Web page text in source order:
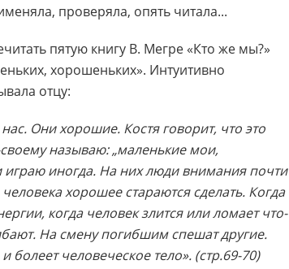
проверяла, опять читала...
пятую книгу В. Мегре «Кто же мы?»
хорошеньких». Интуитивно
отцу:
Они хорошие. Костя говорит, что это
называю: „маленькие мои,
иногда. На них люди внимания почти
хорошее стараются сделать. Когда
когда человек злится или ломает что-
На смену погибшим спешат другие.
человеческое тело». (стр.69-70)